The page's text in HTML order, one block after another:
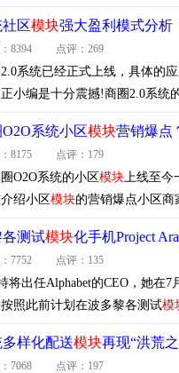
区模块强大盈利模式分析
8394 点评：269
系统已经正式上线，具体的
小编是十分震撼!商圈2.0系统
系统小区模块营销爆点
8175 点评：179
O2O系统的小区模块上线至今
绍小区模块的营销爆点小区
测试模块化手机Project Ara
7752 点评：135
将出任Alphabet的CEO，她
照此前计划在波多黎各测试模
样化配送模块再现“洪荒
7068 点评：197